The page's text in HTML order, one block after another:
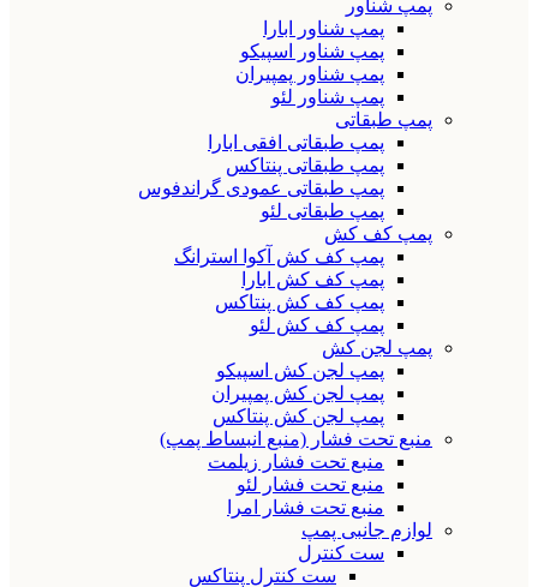
پمپ شناور
پمپ شناور ابارا
پمپ شناور اسپیکو
پمپ شناور پمپیران
پمپ شناور لئو
پمپ طبقاتی
پمپ طبقاتی افقی ابارا
پمپ طبقاتی پنتاکس
پمپ طبقاتی عمودی گراندفوس
پمپ طبقاتی لئو
پمپ کف کش
پمپ کف کش آکوا استرانگ
پمپ کف کش ابارا
پمپ کف کش پنتاکس
پمپ کف کش لئو
پمپ لجن کش
پمپ لجن کش اسپیکو
پمپ لجن کش پمپیران
پمپ لجن کش پنتاکس
منبع تحت فشار (منبع انبساط پمپ)
منبع تحت فشار زیلمت
منبع تحت فشار لئو
منبع تحت فشار امرا
لوازم جانبی پمپ
ست کنترل
ست کنترل پنتاکس